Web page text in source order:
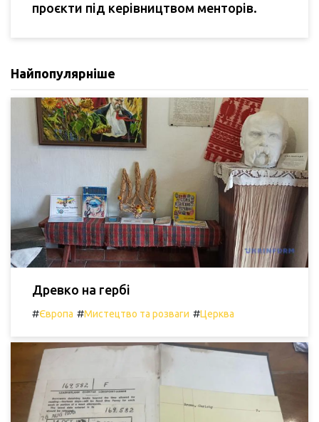
проєкти під керівництвом менторів.
Найпопулярніше
Древко на гербі
#Європа #Мистецтво та розваги #Церква